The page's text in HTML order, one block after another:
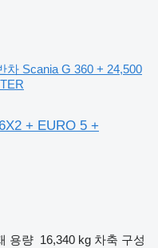
차 Scania G 360 + 24,500
+ EURO 5 +
용량 16,340 kg 차축 구성